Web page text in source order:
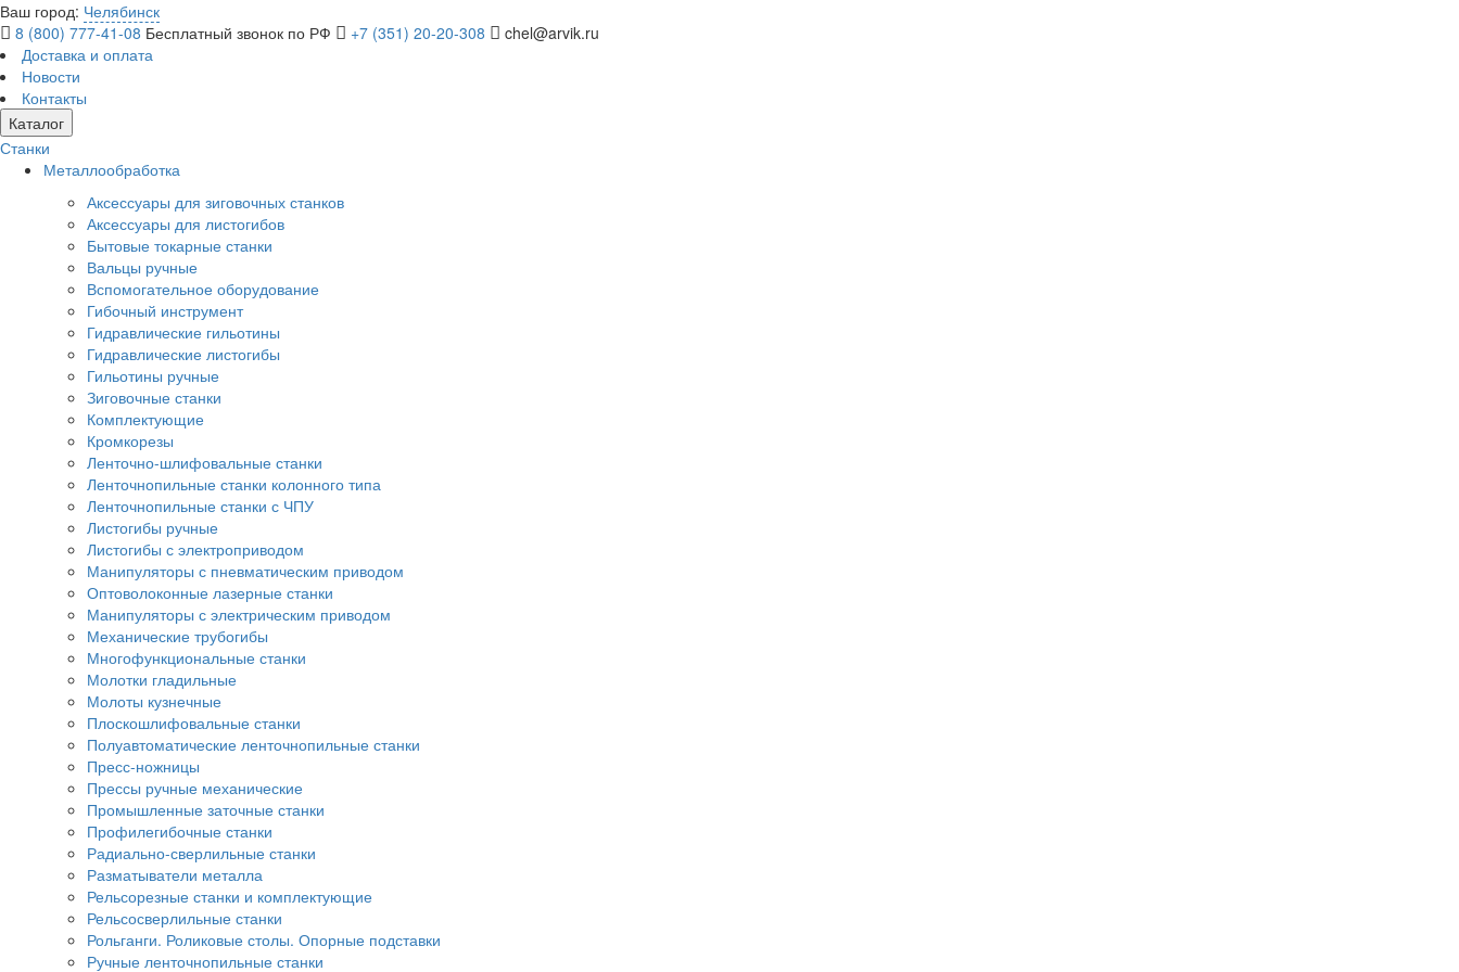
Ваш город: Челябинск
8 (800) 777-41-08 Бесплатный звонок по РФ +7 (351) 20-20-308
chel@arvik.ru
Доставка и оплата
Новости
Контакты
Каталог
Станки
Металлообработка
Аксессуары для зиговочных станков
Аксессуары для листогибов
Бытовые токарные станки
Вальцы ручные
Вспомогательное оборудование
Гибочный инструмент
Гидравлические гильотины
Гидравлические листогибы
Гильотины ручные
Зиговочные станки
Комплектующие
Кромкорезы
Ленточно-шлифовальные станки
Ленточнопильные станки колонного типа
Ленточнопильные станки с ЧПУ
Листогибы ручные
Листогибы с электроприводом
Манипуляторы с пневматическим приводом
Оптоволоконные лазерные станки
Манипуляторы с электрическим приводом
Механические трубогибы
Многофункциональные станки
Молотки гладильные
Молоты кузнечные
Плоскошлифовальные станки
Полуавтоматические ленточнопильные станки
Пресс-ножницы
Прессы ручные механические
Промышленные заточные станки
Профилегибочные станки
Радиально-сверлильные станки
Разматыватели металла
Рельсорезные станки и комплектующие
Рельсосверлильные станки
Рольганги. Роликовые столы. Опорные подставки
Ручные ленточнопильные станки